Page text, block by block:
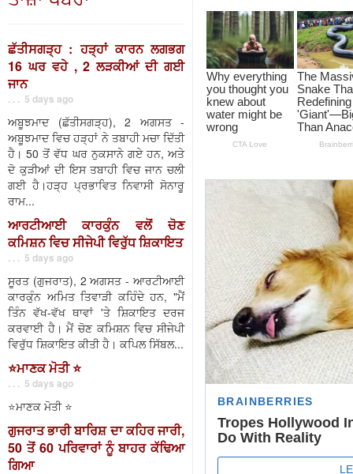
ਛੱਤੀਸਗੜ੍ਹ : ਹੜ੍ਹਾਂ ਕਾਰਨ ਲਗਭਗ
16 ਘਰ ਵਹੇ , 2 ਲੜਕੀਆਂ ਦੀ ਗਈ
ਜਾਨ
. . . 5 days ago
ਅਬੂਝਮਾਦ (ਛੱਤੀਸਗੜ੍ਹ), 2 ਅਗਸਤ -
ਅਬੂਝਮਾਦ ਵਿਚ ਹੜ੍ਹਾਂ ਨੇ ਤਬਾਹੀ ਮਚਾ ਦਿੱਤੀ
ਹੈ। 50 ਤੋਂ ਵੱਧ ਘਰ ਨੁਕਸਾਨੇ ਗਏ ਹਨ, ਅਤੇ
ਦੋ ਕੁੜੀਆਂ ਦੀ ਇਸ ਤਬਾਹੀ ਵਿਚ ਜਾਨ ਚਲੀ
ਗਈ ਹੈ।ਹੜ੍ਹ ਪ੍ਰਭਾਵਿਤ ਨਿਵਾਸੀ ਸੋਨਾਰੂ
ਰਾਮ...
ਆਰਟੀਆਈ ਕਾਰਕੁੰਨ ਵਲੋਂ ਚੋਣ
ਕਮਿਸ਼ਨ ਵਿਚ ਸੀਜੇਪੀ ਵਿਰੁੱਧ ਸ਼ਿਕਾਇਤ
. . . 5 days ago
ਸੂਰਤ (ਗੁਜਰਾਤ), 2 ਅਗਸਤ - ਆਰਟੀਆਈ
ਕਾਰਕੁੰਨ ਅਮਿਤ ਤਿਵਾੜੀ ਕਹਿੰਦੇ ਹਨ, "ਮੈਂ
ਤਿੰਨ ਵੱਖ-ਵੱਖ ਥਾਵਾਂ 'ਤੇ ਸ਼ਿਕਾਇਤ ਦਰਜ
ਕਰਵਾਈ ਹੈ। ਮੈਂ ਚੋਣ ਕਮਿਸ਼ਨ ਵਿਚ ਸੀਜੇਪੀ
ਵਿਰੁੱਧ ਸ਼ਿਕਾਇਤ ਕੀਤੀ ਹੈ। ਕਪਿਲ ਸਿੱਬਲ...
⭐️ਮਾਣਕ ਮੋਤੀ ⭐️
. . . 5 days ago
⭐️ਮਾਣਕ ਮੋਤੀ ⭐️
ਗੁਜਰਾਤ ਭਾਰੀ ਬਾਰਿਸ਼ ਦਾ ਕਹਿਰ ਜਾਰੀ,
50 ਤੋਂ 60 ਪਰਿਵਾਰਾਂ ਨੂੰ ਬਾਹਰ ਕੱਢਿਆ
ਗਿਆ